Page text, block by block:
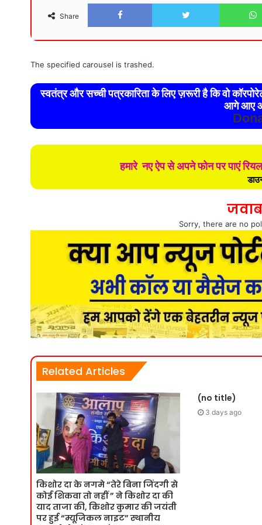
Share
Facebook Twitter
The specified carousel is trashed.
स्वतंत्र और सच्ची पत्रकारिता के लिए ज़रूरी है कि वो
आगे आए
हमारे नए ऐप से अपने फोन पर पाएं
Sorry, there are no
Related Articles
किशोर दा के नगमे “तेरे बिना जिंदगी से
कोई शिकवा तो नहीं ” ने किशोर दा की
याद ताजा की, किशोर कुमार की जयंती
पर हुई “म्यूजिकल नाइट” स्थानीय
(no title)
3 days ago